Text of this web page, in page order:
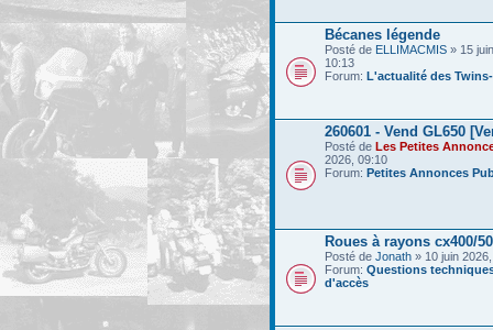
Bécanes légende
Posté de ELLIMACMIS » 15
10:13
Forum: L'actualité des
260601 - Vend GL650
Posté de Les Petites
2026, 09:10
Forum: Petites Annonces
Roues à rayons cx400/
Posté de Jonath » 10 juin
Forum: Questions
d'accès